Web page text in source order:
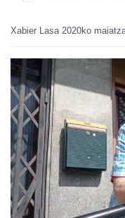
Xabier Lasa 2020ko